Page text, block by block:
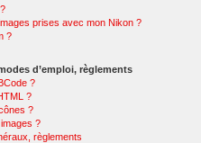
prises avec mon Nikon ?
?
d’emploi, règlements
?
?
?
?
règlements